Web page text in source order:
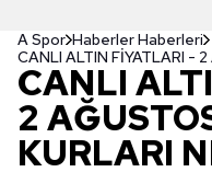
A Spor Haberler Haberleri
CANLI
2
KURLARI